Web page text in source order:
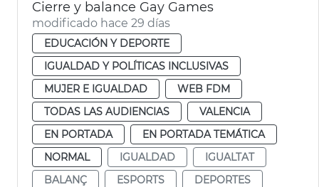
Cierre y balance Gay Games
modificado hace 29 días
EDUCACIÓN Y DEPORTE
IGUALDAD Y POLÍTICAS INCLUSIVAS
MUJER E IGUALDAD
WEB FDM
TODAS LAS AUDIENCIAS
VALENCIA
EN PORTADA
EN PORTADA TEMÁTICA
NORMAL
IGUALDAD
IGUALTAT
BALANÇ
ESPORTS
DEPORTES